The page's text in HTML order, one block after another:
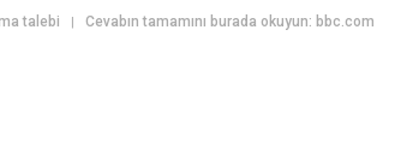
talebi | Cevabın tamamını burada okuyun: bbc.com